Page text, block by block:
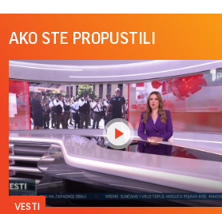
AKO STE PROPUSTILI
VESTI